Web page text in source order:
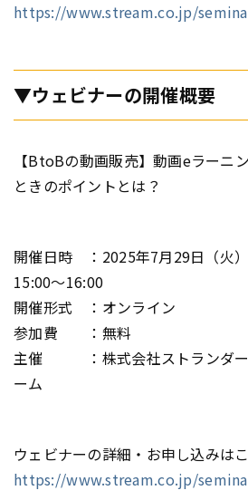
https://www.stream.co.jp/
▼ウェビナーの開催概要
【BtoBの動画販売】動画eラーニ
ときのポイントとは？
開催日時 ：2025年7月29日（火）
15:00～16:00
開催形式 ：オンライン
参加費 ：無料
主催 ：株式会社ストランダー
ーム
ウェビナーの詳細・お申し込みは
https://www.stream.co.jp/